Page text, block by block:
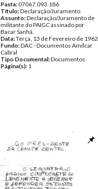
Pasta:07067.093.186
Título:Declaração/Juramento
Assunto:Declaração/Juramento de
militante do PAIGC assinado por
Bacar Sanhá.
Data:Terça, 13 de Fevereiro de 1962
Fundo:DAC - Documentos Amílcar
Cabral
Tipo Documental:Documentos
Página(s): 1